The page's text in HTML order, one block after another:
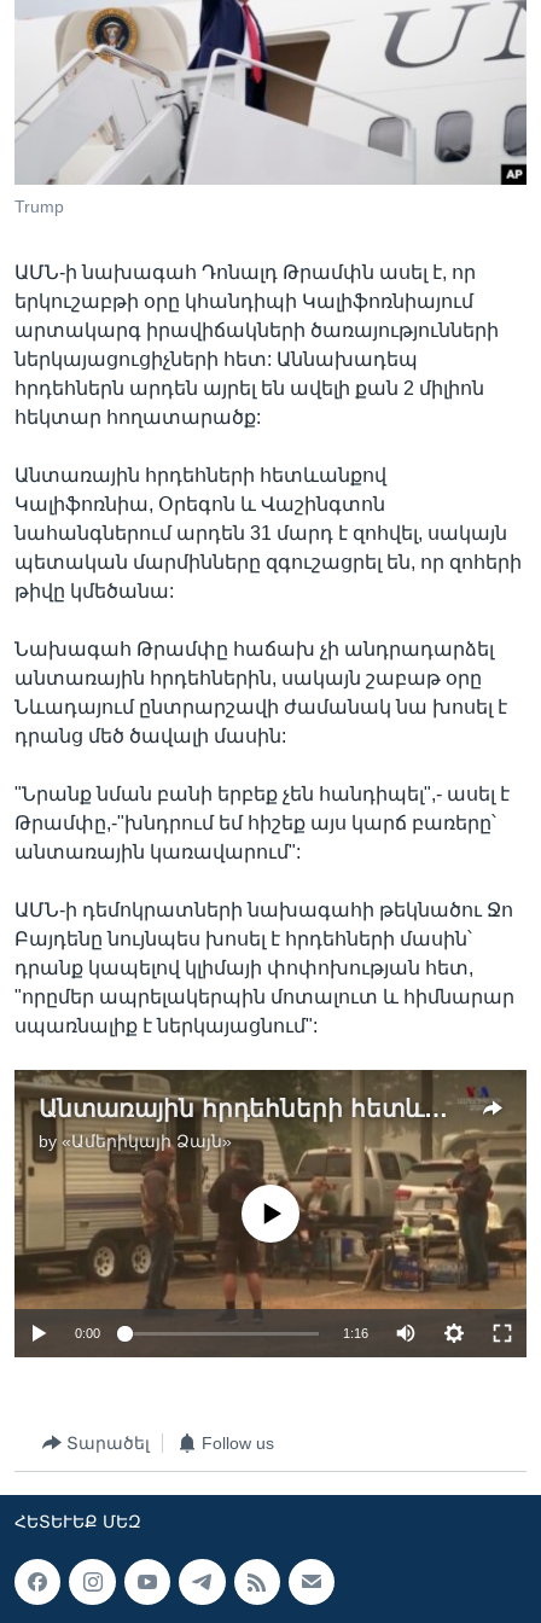
Լեզուներ
Trump
ԱՄՆ-ի նախագահ Դոնալդ Թրամփն ասել է, որ
երկուշաբթի օրը կհանդիպի Կալիֆոռնիայում
արտակարգ իրավիճակների ծառայությունների
ներկայացուցիչների հետ: Աննախադեպ
հրդեհներն արդեն այրել են ավելի քան 2 միլիոն
հեկտար հողատարածք:
Անտառային հրդեհների հետևանքով
Կալիֆոռնիա, Օրեգոն և Վաշինգտոն
նահանգներում արդեն 31 մարդ է զոհվել, սակայն
պետական մարմինները զգուշացրել են, որ զոհերի
թիվը կմեծանա:
Նախագահ Թրամփը հաճախ չի անդրադարձել
անտառային հրդեհներին, սակայն շաբաթ օրը
Նևադայում ընտրարշավի ժամանակ նա խոսել է
դրանց մեծ ծավալի մասին:
"Նրանք նման բանի երբեք չեն հանդիպել",- ասել է
Թրամփը,-"խնդրում եմ հիշեք այս կարճ բառերը՝
անտառային կառավարում":
ԱՄՆ-ի դեմոկրատների նախագահի թեկնածու Ջո
Բայդենը նույնպես խոսել է հրդեհների մասին՝
դրանք կապելով կլիմայի փոփոխության հետ,
"որըմեր ապրելակերպին մոտալուտ և հիմնարար
սպառնալիք է ներկայացնում":
Անտառային հրդեհների հետևանքով իրենց տները կորցրած Օրեգոնի բնակիչները երախտապարտ են, որ ողջ են մնացել
by «Ամերիկայի Ձայն»
No media source currently available
0:00 1:16
Տարածել Follow us
ՀԵՏԵՒԵՔ ՄԵԶ